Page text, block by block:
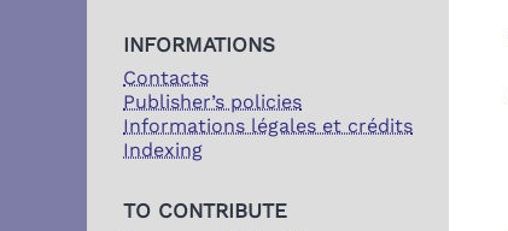
INFORMATIONS
Contacts
Publisher’s policies
Informations légales et crédits
Indexing
TO CONTRIBUTE